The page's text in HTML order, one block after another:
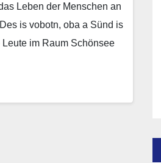
Leben der Menschen an
is vobotn, oba a Sünd is
im Raum Schönsee